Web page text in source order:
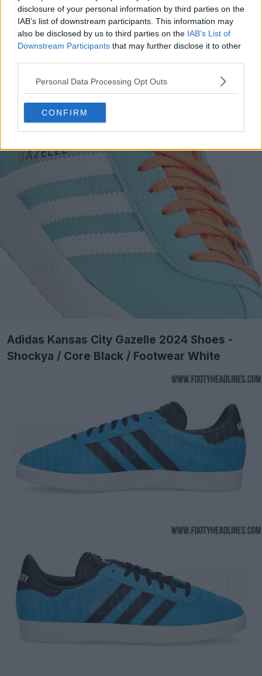
disclosure of your personal information by third parties on the
IAB’s list of downstream participants. This information may
also be disclosed by us to third parties on the IAB’s List of
Downstream Participants that may further disclose it to other
Personal Data Processing Opt Outs
CONFIRM
Adidas Kansas City Gazelle 2024 Shoes -
Shockya / Core Black / Footwear White